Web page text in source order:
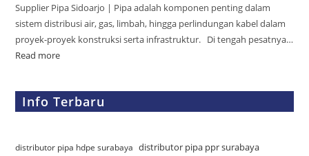
Supplier Pipa Sidoarjo | Pipa adalah komponen penting dalam
sistem distribusi air, gas, limbah, hingga perlindungan kabel dalam
proyek-proyek konstruksi serta infrastruktur. Di tengah pesatnya…
Read more
Info Terbaru
distributor pipa hdpe surabaya distributor pipa ppr surabaya